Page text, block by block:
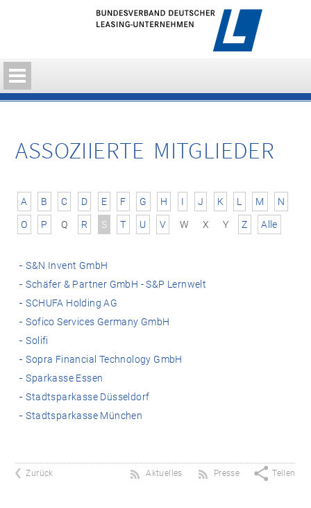
ASSOZIIERTE MITGLIEDER
A B C D E F G H I J K L M N
O P Q R S T U V W X Y Z Alle
S&N Invent GmbH
Schäfer & Partner GmbH - S&P Lernwelt
SCHUFA Holding AG
Sofico Services Germany GmbH
Solifi
Sopra Financial Technology GmbH
Sparkasse Essen
Stadtsparkasse Düsseldorf
Stadtsparkasse München
Zurück Teilen
Presse
Aktuelles